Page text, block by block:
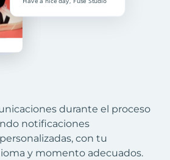
durante el proceso
notificaciones
con tu
y momento adecuados.